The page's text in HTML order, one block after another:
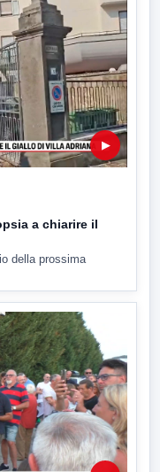
▶
a chiarire il
della prossima